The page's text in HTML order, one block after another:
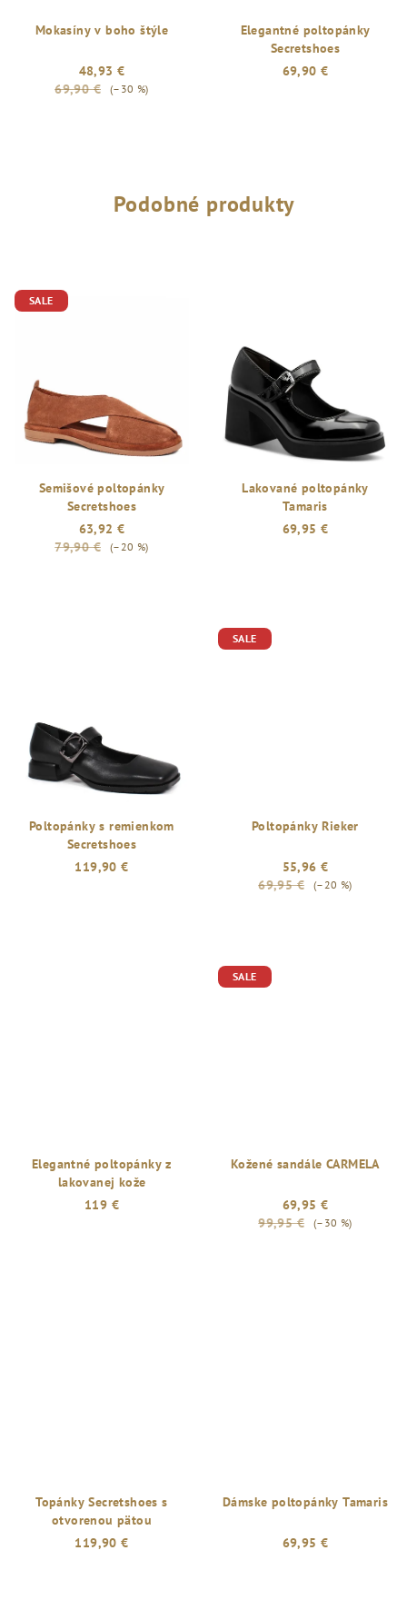
Mokasíny v boho štýle
48,93 €
69,90 €
(–30 %)
Elegantné poltopánky
Secretshoes
69,90 €
Podobné produkty
SALE
Semišové poltopánky
Secretshoes
63,92 €
79,90 €
(–20 %)
Lakované poltopánky
Tamaris
69,95 €
Poltopánky s remienkom
Secretshoes
119,90 €
SALE
Poltopánky Rieker
55,96 €
69,95 €
(–20 %)
Elegantné poltopánky z
lakovanej kože
119 €
SALE
Kožené sandále CARMELA
69,95 €
99,95 €
(–30 %)
Topánky Secretshoes s
otvorenou pätou
119,90 €
Dámske poltopánky Tamaris
69,95 €